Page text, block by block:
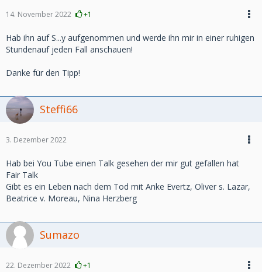
14. November 2022 +1
Hab ihn auf S...y aufgenommen und werde ihn mir in einer ruhigen
Stundenauf jeden Fall anschauen!
Danke für den Tipp!
Steffi66
3. Dezember 2022
Hab bei You Tube einen Talk gesehen der mir gut gefallen hat
Fair Talk
Gibt es ein Leben nach dem Tod mit Anke Evertz, Oliver s. Lazar,
Beatrice v. Moreau, Nina Herzberg
Sumazo
22. Dezember 2022 +1